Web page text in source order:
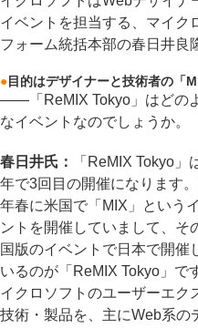
イベントを担当する、マイク
フォーム統括本部の春日井良
●目的はデザイナーと技術者の「
――「ReMIX Tokyo」はどの
なイベントなのでしょうか。
春日井氏：
「ReMIX Tokyo」
年で3回目の開催になります
年春に米国で「MIX」という
ントを開催していまして、そ
国版のイベントで日本で開催
いるのが「ReMIX Tokyo」で
イクロソフトのユーザーエク
技術・製品を、主にWeb系の